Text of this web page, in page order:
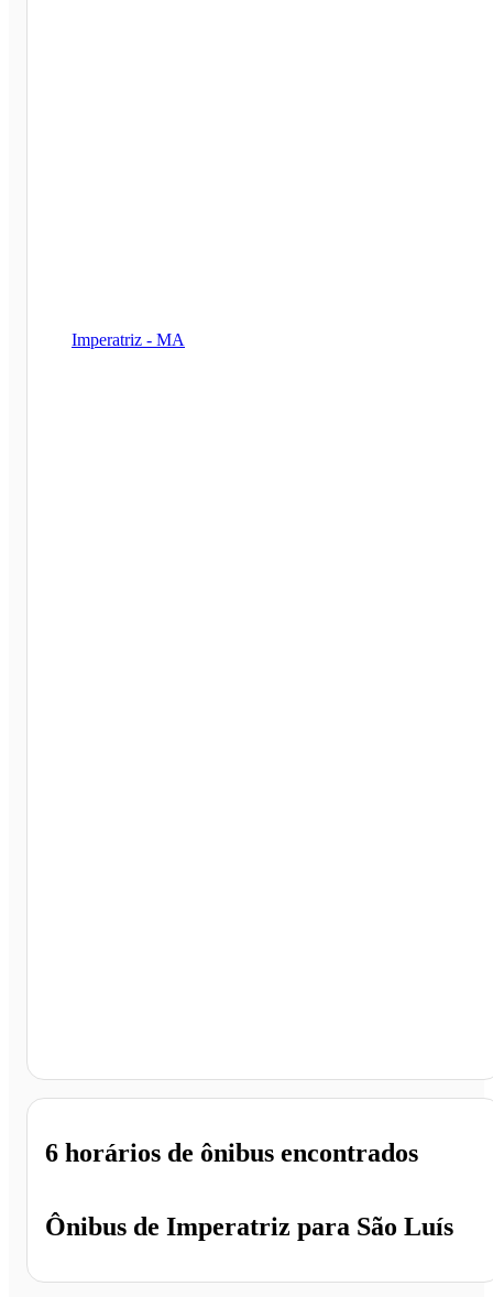
Imperatriz - MA
Ônibus de Imperatriz para São Luís
6 horários de ônibus encontrados